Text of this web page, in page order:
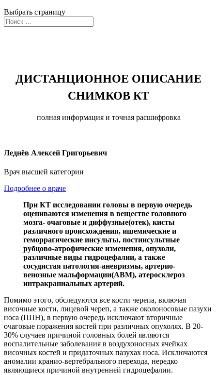
Выбрать страницу
ДИСТАНЦИОННОЕ ОПИСАНИЕ
СНИМКОВ КТ
полная информация и точная расшифровка
Леднёв Алексей Григорьевич
Врач высшей категории
Подробнее о враче
При КТ исследовании головы в первую очередь
оцениваются изменения в веществе головного
мозга- очаговые и диффузные(отек), кисты
различного происхождения, ишемические и
геморрагические инсульты, постинсультные
рубцово-атрофические изменения, опухоли,
различные виды гидроцефалии, а также
сосудистая патология-аневризмы, артерио-
венозные мальформации(АВМ), атеросклероз
интракраниальных артерий.
Помимо этого, обследуются все кости черепа, включая
височные кости, лицевой череп, а также околоносовые пазухи
носа (ППН), в первую очередь исключают вторичные
очаговые поражения костей при различных опухолях. В 20-
30% случаев причиной головных болей являются
воспалительные заболевания в воздухоносных ячейках
височных костей и придаточных пазухах носа. Исключаются
аномалии кранио-вертебрального перехода, нередко
являющиеся причиной внутренней гидроцефалии.